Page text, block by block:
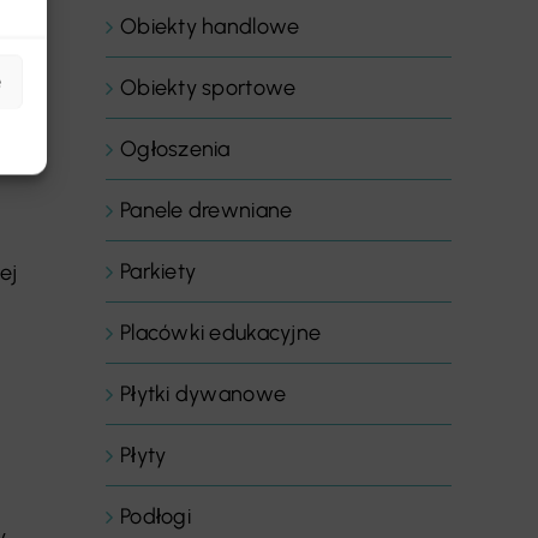
Obiekty handlowe
Obiekty sportowe
Ogłoszenia
Panele drewniane
Parkiety
Placówki edukacyjne
Płytki dywanowe
Płyty
Podłogi